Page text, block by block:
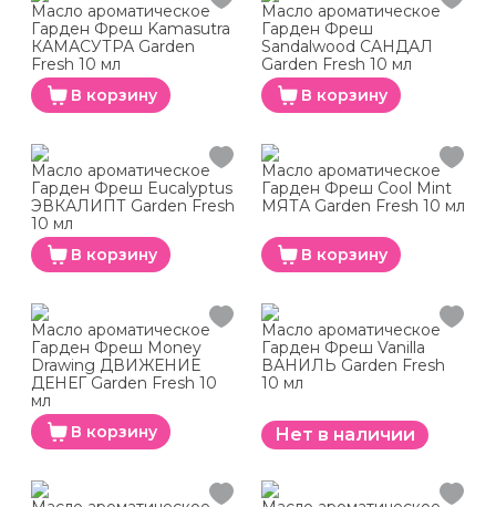
Масло ароматическое
Гарден Фреш Kamasutra
КАМАСУТРА Garden
Fresh 10 мл
В корзину
Масло ароматическое
Гарден Фреш
Sandalwood САНДАЛ
Garden Fresh 10 мл
В корзину
Масло ароматическое
Гарден Фреш Eucalyptus
ЭВКАЛИПТ Garden Fresh
10 мл
В корзину
Масло ароматическое
Гарден Фреш Cool Mint
МЯТА Garden Fresh 10 мл
В корзину
Масло ароматическое
Гарден Фреш Money
Drawing ДВИЖЕНИЕ
ДЕНЕГ Garden Fresh 10
мл
В корзину
Масло ароматическое
Гарден Фреш Vanilla
ВАНИЛЬ Garden Fresh
10 мл
Нет в наличии